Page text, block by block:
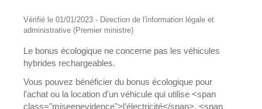
Vérifié le 01/01/2023 - Direction de l'information légale et
administrative (Premier ministre)
Le bonus écologique ne concerne pas les véhicules
hybrides rechargeables.
Vous pouvez bénéficier du bonus écologique pour
l'achat ou la location d'un véhicule qui utilise <span
class="miseenevidence">l’électricité</span>, <span